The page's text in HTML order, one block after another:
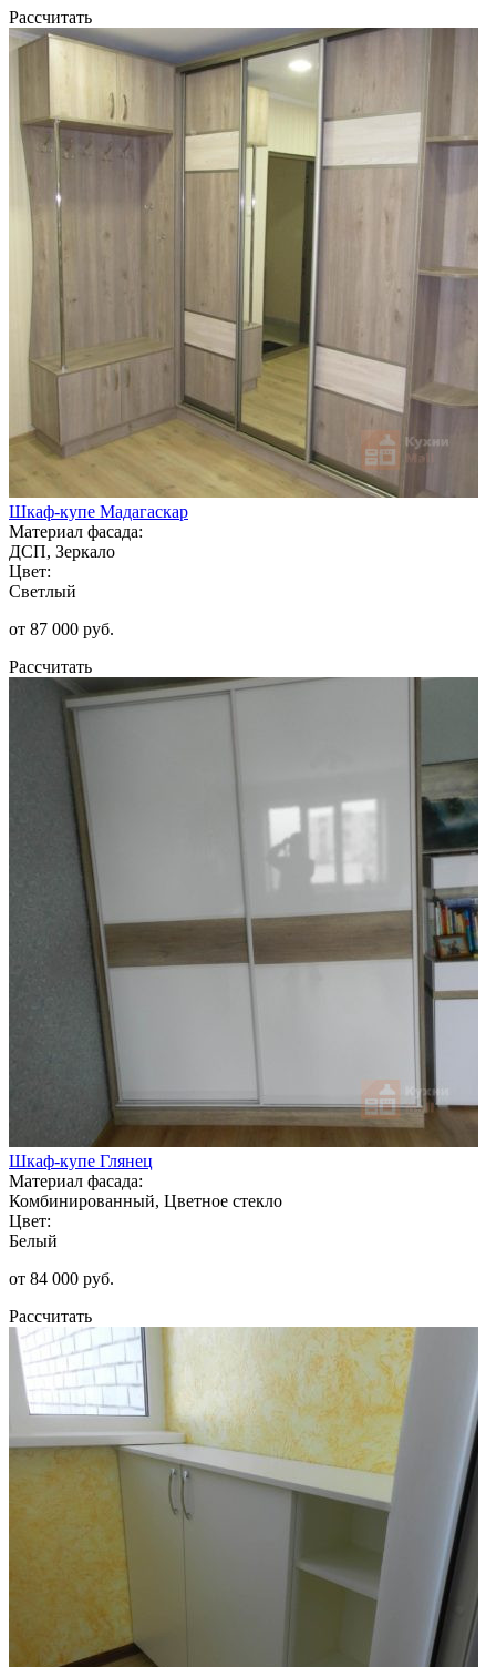
Рассчитать
Шкаф-купе Мадагаскар
Материал фасада:
ДСП, Зеркало
Цвет:
Светлый
от 87 000 руб.
Рассчитать
Шкаф-купе Глянец
Материал фасада:
Комбинированный, Цветное стекло
Цвет:
Белый
от 84 000 руб.
Рассчитать